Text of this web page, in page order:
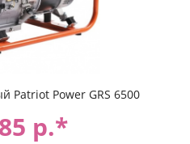
Patriot Power GRS 6500
р.*